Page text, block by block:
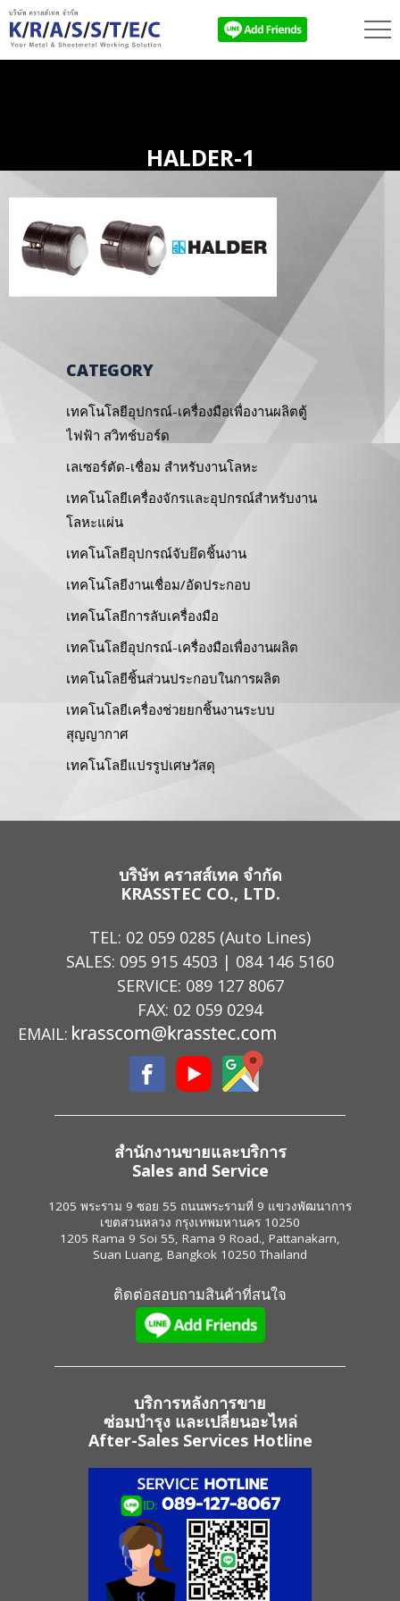
HALDER-1
CATEGORY
เทคโนโลยีอุปกรณ์-เครื่องมือเพื่องานผลิตตู้
ไฟฟ้า สวิทช์บอร์ด
เลเซอร์ตัด-เชื่อม สำหรับงานโลหะ
เทคโนโลยีเครื่องจักรและอุปกรณ์สำหรับงาน
โลหะแผ่น
เทคโนโลยีอุปกรณ์จับยึดชิ้นงาน
เทคโนโลยีงานเชื่อม/อัดประกอบ
เทคโนโลยีการลับเครื่องมือ
เทคโนโลยีอุปกรณ์-เครื่องมือเพื่องานผลิต
เทคโนโลยีชิ้นส่วนประกอบในการผลิต
เทคโนโลยีเครื่องช่วยยกชิ้นงานระบบ
สุญญากาศ
เทคโนโลยีแปรรูปเศษวัสดุ
บริษัท คราสส์เทค จำกัด
KRASSTEC CO., LTD.
TEL: 02 059 0285 (Auto Lines)
SALES: 095 915 4503 | 084 146 5160
SERVICE: 089 127 8067
FAX: 02 059 0294
EMAIL:
สำนักงานขายและบริการ
Sales and Service
1205 พระราม 9 ซอย 55 ถนนพระรามที่ 9 แขวงพัฒนาการ
เขตสวนหลวง กรุงเทพมหานคร 10250
1205 Rama 9 Soi 55, Rama 9 Road., Pattanakarn,
Suan Luang, Bangkok 10250 Thailand
ติดต่อสอบถามสินค้าที่สนใจ
บริการหลังการขาย
ซ่อมบำรุง และเปลี่ยนอะไหล่
After-Sales Services Hotline